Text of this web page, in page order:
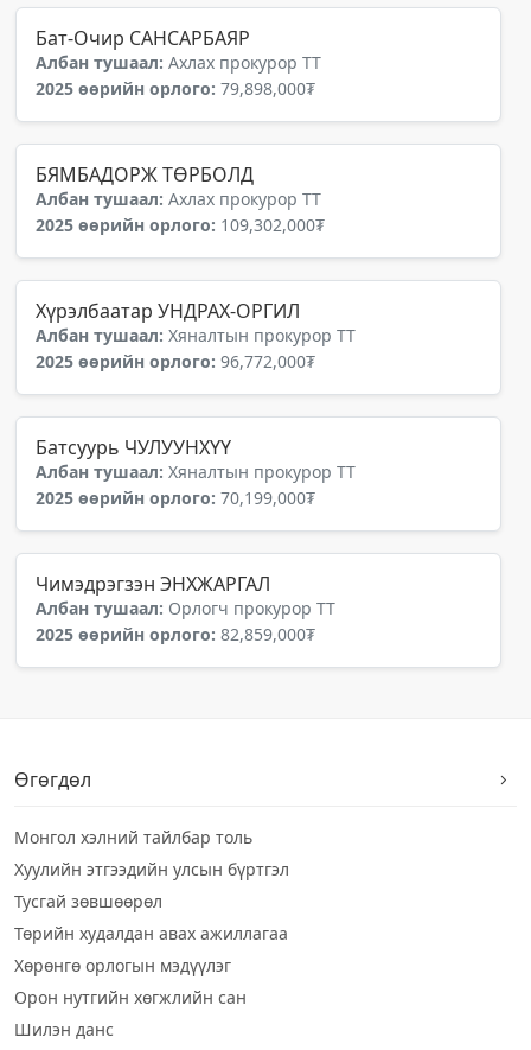
Бат-Очир САНСАРБАЯР
Албан тушаал: Ахлах прокурор ТТ
2025 өөрийн орлого: 79,898,000₮
БЯМБАДОРЖ ТӨРБОЛД
Албан тушаал: Ахлах прокурор ТТ
2025 өөрийн орлого: 109,302,000₮
Хүрэлбаатар УНДРАХ-ОРГИЛ
Албан тушаал: Хяналтын прокурор ТТ
2025 өөрийн орлого: 96,772,000₮
Батсуурь ЧУЛУУНХҮҮ
Албан тушаал: Хяналтын прокурор ТТ
2025 өөрийн орлого: 70,199,000₮
Чимэдрэгзэн ЭНХЖАРГАЛ
Албан тушаал: Орлогч прокурор ТТ
2025 өөрийн орлого: 82,859,000₮
Өгөгдөл
Монгол хэлний тайлбар толь
Хуулийн этгээдийн улсын бүртгэл
Тусгай зөвшөөрөл
Төрийн худалдан авах ажиллагаа
Хөрөнгө орлогын мэдүүлэг
Орон нутгийн хөгжлийн сан
Шилэн данс